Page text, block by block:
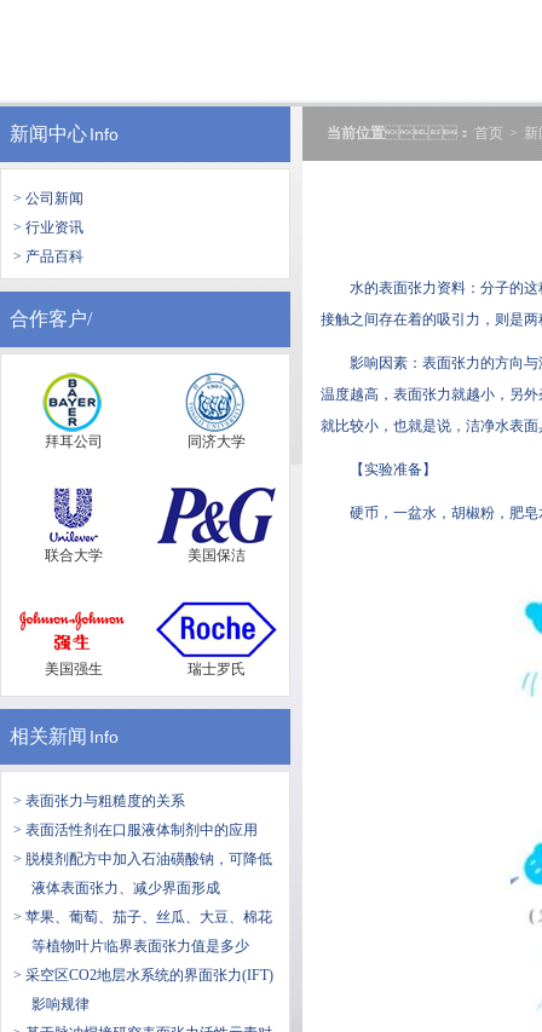
新闻中心Info
> 公司新闻
> 行业资讯
> 产品百科
合作客户/
拜耳公司 同济大学
联合大学 美国保洁
美国强生 瑞士罗氏
相关新闻 Info
> 表面张力与粗糙度的关系
> 表面活性剂在口服液体制剂中的应用
> 脱模剂配方中加入石油磺酸钠，可降低
液体表面张力、减少界面形成
> 苹果、葡萄、​茄子、丝瓜、大豆、棉花
等植物叶片临界表面张力值是多少
> 采空区CO2地层水系统的界面张力(IFT)
影响规律
当前位置： 首页 > 新
水的表面张力资料：分子的
接触之间存在着的吸引力，则是
影响因素：表面张力的方向
温度越高，表面张力就越小
就比较小，也就是说，洁净水表
【实验准备】
硬币，一盆水，胡椒粉，肥